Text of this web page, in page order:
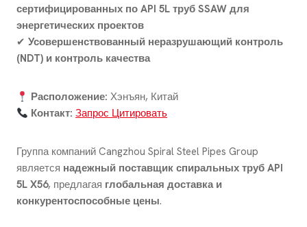
сертифицированных по API 5L труб SSAW для
энергетических проектов
✔ Усовершенствованный неразрушающий контроль
(NDT) и контроль качества
Расположение: Хэнъян, Китай
Контакт: Запрос Цитировать
Группа компаний Cangzhou Spiral Steel Pipes Group
является надежный поставщик спиральных труб API
5L X56, предлагая глобальная доставка и
конкурентоспособные цены.